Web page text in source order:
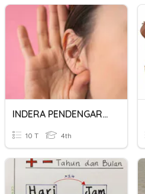
INDERA PENDENGARAN MANUSIA
10 T 4th